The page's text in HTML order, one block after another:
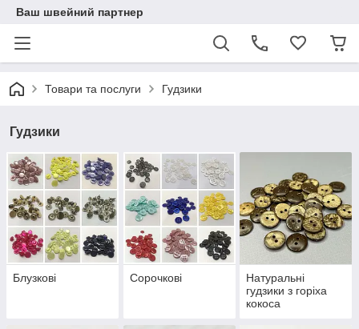
Ваш швейний партнер
Товари та послуги Гудзики
Гудзики
Блузкові Сорочкові
Натуральні
гудзики з горіха
кокоса